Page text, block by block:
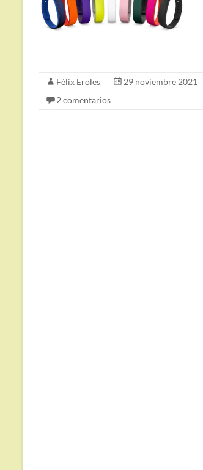
Félix Eroles 29 noviembre 2021
2 comentarios